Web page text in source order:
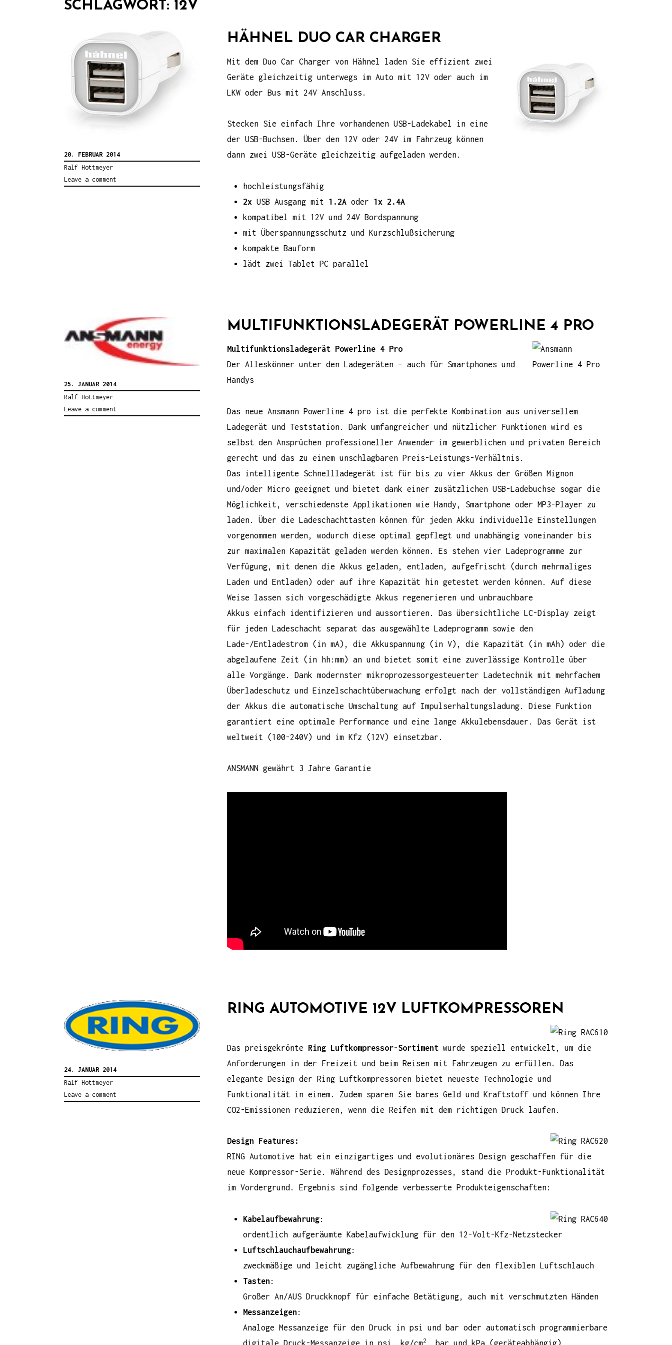
SCHLAGWORT: 12V
20. FEBRUAR 2014
Ralf Hottmeyer
Leave a comment
HÄHNEL DUO CAR CHARGER
Mit demDuo Car Charger von Hähnel laden Sie effizient zwei
Geräte gleichzeitig unterwegs im Auto mit 12V oder auch im
LKW oder Bus mit 24V Anschluss.
Stecken Sie einfach Ihre vorhandenen USB-Ladekabel in eine
der USB-Buchsen. Über den 12V oder 24V im Fahrzeug können
dann zwei USB-Geräte gleichzeitig aufgeladen werden.
hochleistungsfähig
2x USB Ausgang mit 1.2Aoder 1x
2.4A
kompatibel mit 12V und 24V Bordspannung
mit Überspannungsschutz und Kurzschlußsicherung
kompakte Bauform
lädt zwei Tablet PC parallel
25. JANUAR 2014
Ralf Hottmeyer
Leave a comment
MULTIFUNKTIONSLADEGERÄT POWERLINE 4 PRO
Multifunktionsladegerät Powerline 4 Pro
Der Alleskönner unter den Ladegeräten – auch für Smartphones und
Handys
Das neueAnsmann Powerline 4 pro ist die perfekte Kombination aus universellem
Ladegerät und Teststation. Dank umfangreicher und nützlicher Funktionen wird es
selbst den Ansprüchen professioneller Anwender im gewerblichen und privaten Bereich
gerecht und das zu einem unschlagbaren Preis-Leistungs-Verhältnis.
Das intelligente Schnellladegerät ist für bis zu vier Akkus der Größen Mignon
und/oder Micro geeignet und bietet dank einer zusätzlichen USB-Ladebuchse sogar die
Möglichkeit, verschiedenste Applikationen wie Handy, Smartphone oder MP3-Player zu
laden. Über die Ladeschachttasten können für jeden Akku individuelle Einstellungen
vorgenommen werden, wodurch diese optimal gepflegt und unabhängig voneinander bis
zur maximalen Kapazität geladen werden können. Es stehen vier Ladeprogramme zur
Verfügung, mit denen die Akkus geladen, entladen, aufgefrischt (durch mehrmaliges
Laden und Entladen) oder auf ihre Kapazität hin getestet werden können. Auf diese
Weise lassen sich vorgeschädigte Akkus regenerieren und unbrauchbare
Akkus einfach identifizieren und aussortieren. Das übersichtliche LC-Display zeigt
für jeden Ladeschacht separat das ausgewählte Ladeprogramm sowie den
Lade-/Entladestrom (in mA), die Akkuspannung (in V), die Kapazität (in mAh) oder die
abgelaufene Zeit (in hh:mm) an und bietet somit eine zuverlässige Kontrolle über
alle Vorgänge. Dank modernster mikroprozessorgesteuerter Ladetechnik mit mehrfachem
Überladeschutz und Einzelschachtüberwachung erfolgt nach der vollständigen Aufladung
der Akkus die automatische Umschaltung auf Impulserhaltungsladung. Diese Funktion
garantiert eine optimale Performance und eine lange Akkulebensdauer. Das Gerät ist
weltweit (100-240V) und im Kfz (12V) einsetzbar.
ANSMANN gewährt 3 Jahre Garantie
24. JANUAR 2014
Ralf Hottmeyer
Leave a comment
RING AUTOMOTIVE 12V LUFTKOMPRESSOREN
Das preisgekrönte Ring Luftkompressor-Sortiment wurde speziell entwickelt, um die
Anforderungen in der Freizeit und beim Reisen mit Fahrzeugen zu erfüllen. Das
elegante Design der Ring Luftkompressoren bietet neueste Technologie und
Funktionalität in einem. Zudem sparen Sie bares Geld und Kraftstoff und können Ihre
CO2-Emissionen reduzieren, wenn die Reifen mit dem richtigen Druck laufen.
Design Features:
RING Automotive hat ein einzigartiges und evolutionäres Design geschaffen für die
neueKompressor-Serie . Während des Designprozesses, stand die Produkt-Funktionalität
im Vordergrund. Ergebnis sind folgende verbesserte Produkteigenschaften:
Kabelaufbewahrung:
ordentlich aufgeräumte Kabelaufwicklung für den 12-Volt-Kfz-Netzstecker
Luftschlauchaufbewahrung:
zweckmäßige und leicht zugängliche Aufbewahrung für den flexiblen Luftschlauch
Tasten :
Großer An/AUS Druckknopf für einfache Betätigung, auch mit verschmutzten Händen
Messanzeigen :
Analoge Messanzeige für den Druck in psi und bar oder automatisch programmierbare
digitale Druck-Messanzeige in psi, kg/cm2 , bar und kPa (geräteabhängig)